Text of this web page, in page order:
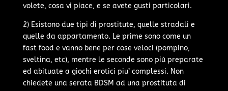
volete, cosa vi piace, e se avete gusti particolari.
2) Esistono due tipi di prostitute, quelle stradali e
quelle da appartamento. Le prime sono come un
fast food e vanno bene per cose veloci (pompino,
sveltina, etc), mentre le seconde sono più preparate
ed abituate a giochi erotici piu’ complessi. Non
chiedete una serata BDSM ad una prostituta di